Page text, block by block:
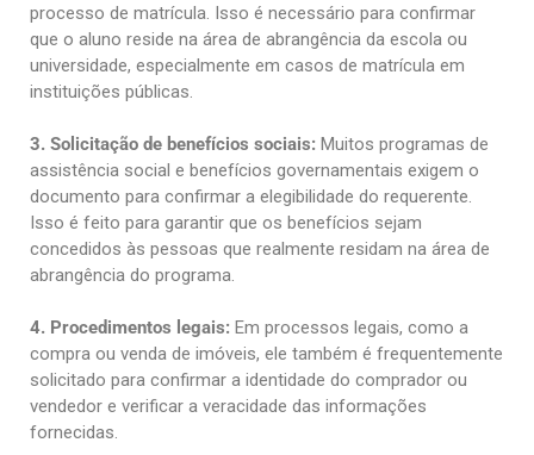
processo de matrícula. Isso é necessário para confirmar
que o aluno reside na área de abrangência da escola ou
universidade, especialmente em casos de matrícula em
instituições públicas.
3. Solicitação de benefícios sociais: Muitos programas de
assistência social e benefícios governamentais exigem o
documento para confirmar a elegibilidade do requerente.
Isso é feito para garantir que os benefícios sejam
concedidos às pessoas que realmente residam na área de
abrangência do programa.
4. Procedimentos legais: Em processos legais, como a
compra ou venda de imóveis, ele também é frequentemente
solicitado para confirmar a identidade do comprador ou
vendedor e verificar a veracidade das informações
fornecidas.